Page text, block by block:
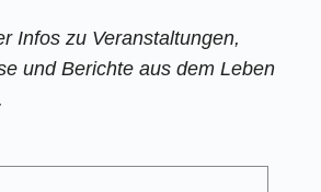
Infos zu Veranstaltungen,
und Berichte aus dem Leben